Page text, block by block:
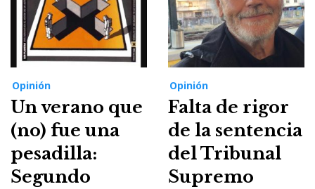
Opinión
Un verano que
(no) fue una
pesadilla:
Segundo
Opinión
Falta de rigor
de la sentencia
del Tribunal
Supremo